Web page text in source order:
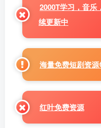
2000T学习，音乐
续更新中
海量免费短剧资源
红叶免费资源